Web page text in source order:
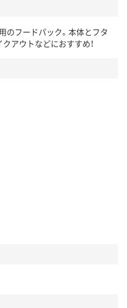
のフードパック。本体とフタ
アウトなどにおすすめ！